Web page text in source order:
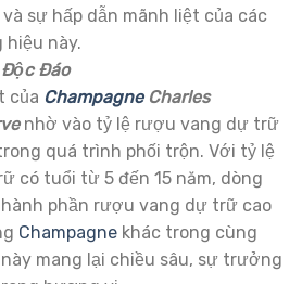
sự hấp dẫn mãnh liệt của các
này.
Đáo
của ChampagneCharles
nhờ vào tỷ lệ rượu vang dự trữ
quá trình phối trộn. Với tỷ lệ
có tuổi từ 5 đến 15 năm, dòng
phần rượu vang dự trữ cao
Champagne khác trong cùng
mang lại chiều sâu, sự trưởng